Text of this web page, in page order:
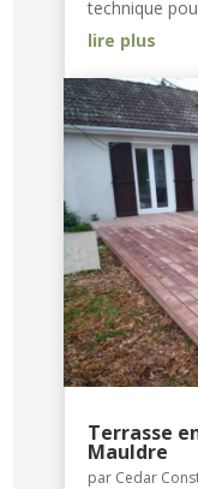
technique
lire plus
Terrasse
Mauldre
par Cedar